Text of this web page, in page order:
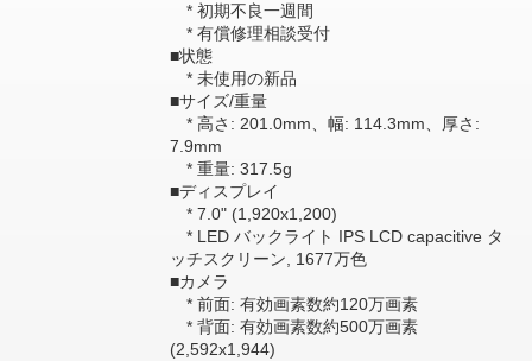
* 初期不良一週間
* 有償修理相談受付
■状態
* 未使用の新品
■サイズ/重量
* 高さ: 201.0mm、幅: 114.3mm、厚さ:
7.9mm
* 重量: 317.5g
■ディスプレイ
* 7.0" (1,920x1,200)
* LED バックライト IPS LCD capacitive タ
ッチスクリーン, 1677万色
■カメラ
* 前面: 有効画素数約120万画素
* 背面: 有効画素数約500万画素
(2,592x1,944)